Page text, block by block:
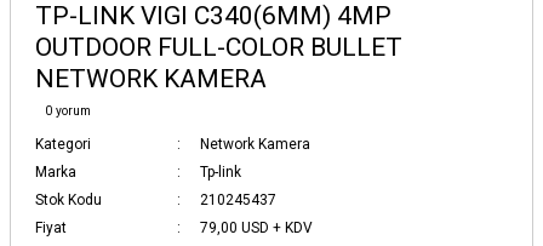
TP-LINK VIGI C340(6MM) 4MP
OUTDOOR FULL-COLOR BULLET
NETWORK KAMERA
0 yorum
Kategori
Network Kamera
Marka
Tp-link
Stok Kodu
210245437
Fiyat
79,00 USD + KDV